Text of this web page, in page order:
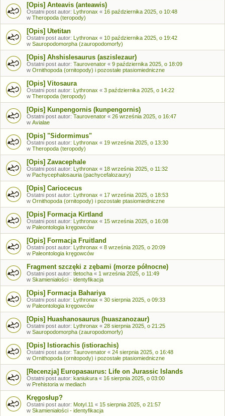
[Opis] Anteavis (anteawis)
Ostatni post autor: Lythronax « 16 października 2025, o 10:48
w Theropoda (teropody)
[Opis] Utetitan
Ostatni post autor: Lythronax « 10 października 2025, o 19:42
w Sauropodomorpha (zauropodomorfy)
[Opis] Ahshislesaurus (aszislezaur)
Ostatni post autor: Taurovenator « 9 października 2025, o 18:09
w Ornithopoda (ornitopody) i pozostałe ptasiomiedniczne
[Opis] Vitosaura
Ostatni post autor: Lythronax « 3 października 2025, o 14:22
w Theropoda (teropody)
[Opis] Kunpengornis (kunpengornis)
Ostatni post autor: Taurovenator « 26 września 2025, o 16:47
w Avialae
[Opis] "Sidormimus"
Ostatni post autor: Lythronax « 19 września 2025, o 13:30
w Theropoda (teropody)
[Opis] Zavacephale
Ostatni post autor: Lythronax « 18 września 2025, o 11:32
w Pachycephalosauria (pachycefalozaury)
[Opis] Cariocecus
Ostatni post autor: Lythronax « 17 września 2025, o 18:53
w Ornithopoda (ornitopody) i pozostałe ptasiomiedniczne
[Opis] Formacja Kirtland
Ostatni post autor: Lythronax « 15 września 2025, o 16:08
w Paleontologia kręgowców
[Opis] Formacja Fruitland
Ostatni post autor: Lythronax « 8 września 2025, o 20:09
w Paleontologia kręgowców
Fragment szczęki z zębami (morze północne)
Ostatni post autor: tletocha « 1 września 2025, o 11:49
w Skamieniałości - identyfikacja
[Opis] Formacja Bahariya
Ostatni post autor: Lythronax « 30 sierpnia 2025, o 09:33
w Paleontologia kręgowców
[Opis] Huashanosaurus (huaszanozaur)
Ostatni post autor: Lythronax « 28 sierpnia 2025, o 21:25
w Sauropodomorpha (zauropodomorfy)
[Opis] Istiorachis (istiorachis)
Ostatni post autor: Taurovenator « 24 sierpnia 2025, o 16:48
w Ornithopoda (ornitopody) i pozostałe ptasiomiedniczne
[Recenzja] Europasaurus: Life on Jurassic Islands
Ostatni post autor: kaniukura « 16 sierpnia 2025, o 03:00
w Prehistoria w mediach
Kręgosłup?
Ostatni post autor: Motyl.11 « 15 sierpnia 2025, o 21:57
w Skamieniałości - identyfikacja